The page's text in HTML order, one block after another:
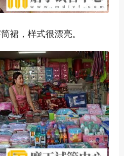
裙，样式很漂亮。